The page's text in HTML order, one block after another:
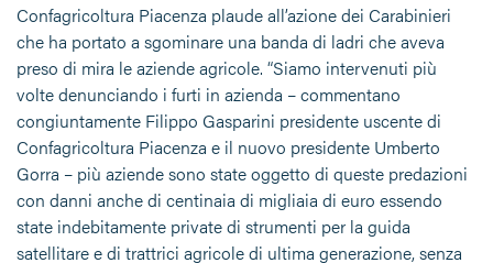
Confagricoltura Piacenza plaude all’azione dei Carabinieri
che ha portato a sgominare una banda di ladri che aveva
preso di mira le aziende agricole. “Siamo intervenuti più
volte denunciando i furti in azienda – commentano
congiuntamente Filippo Gasparini presidente uscente di
Confagricoltura Piacenza e il nuovo presidente Umberto
Gorra – più aziende sono state oggetto di queste predazioni
con danni anche di centinaia di migliaia di euro essendo
state indebitamente private di strumenti per la guida
satellitare e di trattrici agricole di ultima generazione, senza